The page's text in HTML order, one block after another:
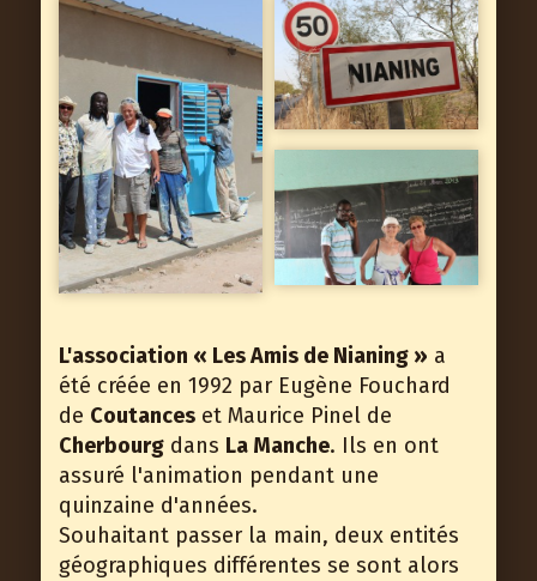
L'association « Les Amis de Nianing » a
été créée en 1992 par Eugène Fouchard
de Coutanceset Maurice Pinel de
Cherbourgdans La Manche. Ils en ont
assuré l'animation pendant une
quinzaine d'années.
Souhaitant passer la main, deux entités
géographiques différentes se sont alors